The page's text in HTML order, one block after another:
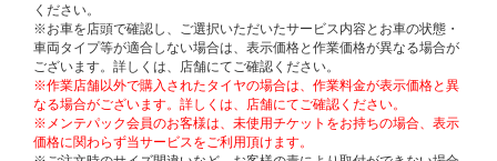
ください。
※お車を店頭で確認し、ご選択いただいたサービス内容とお車の状態・
車両タイプ等が適合しない場合は、表示価格と作業価格が異なる場合が
ございます。詳しくは、店舗にてご確認ください。
※作業店舗以外で購入されたタイヤの場合は、作業料金が表示価格と異
なる場合がございます。詳しくは、店舗にてご確認ください。
※メンテパック会員のお客様は、未使用チケットをお持ちの場合、表示
価格に関わらず当サービスをご利用頂けます。